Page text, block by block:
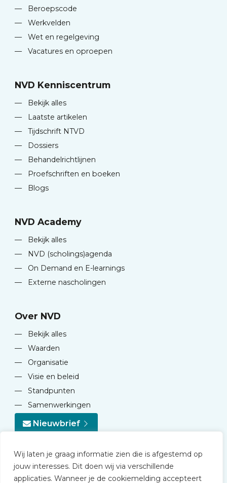
Wij laten je graag informatie zien die is afgestemd op
jouw interesses. Dit doen wij via verschillende
applicaties. Wanneer je de cookiemelding accepteert
—
Beroepscode
—
Werkvelden
—
Wet en regelgeving
—
Vacatures en oproepen
NVD Kenniscentrum
—
Bekijk alles
—
Laatste artikelen
—
Tijdschrift NTVD
—
Dossiers
—
Behandelrichtlijnen
—
Proefschriften en boeken
—
Blogs
NVD Academy
—
Bekijk alles
—
NVD (scholings)agenda
—
On Demand en E-learnings
—
Externe nascholingen
Over NVD
—
Bekijk alles
—
Waarden
—
Organisatie
—
Visie en beleid
—
Standpunten
—
Samenwerkingen
Nieuwbrief